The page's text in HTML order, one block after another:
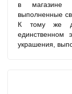
в магазине
выполненные
К тому же
единственном
украшения,